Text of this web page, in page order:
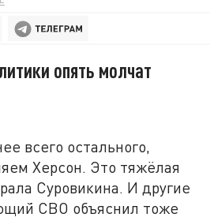
опять молчат
всего остального,
Херсон. Это тяжёлая
Суровикина. И другие
СВО объяснил тоже